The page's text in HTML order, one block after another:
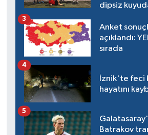
dipsiz
Anket
açıklandı:
sırada
3
İznik'te feci
hayatını
4
Batrakov
5